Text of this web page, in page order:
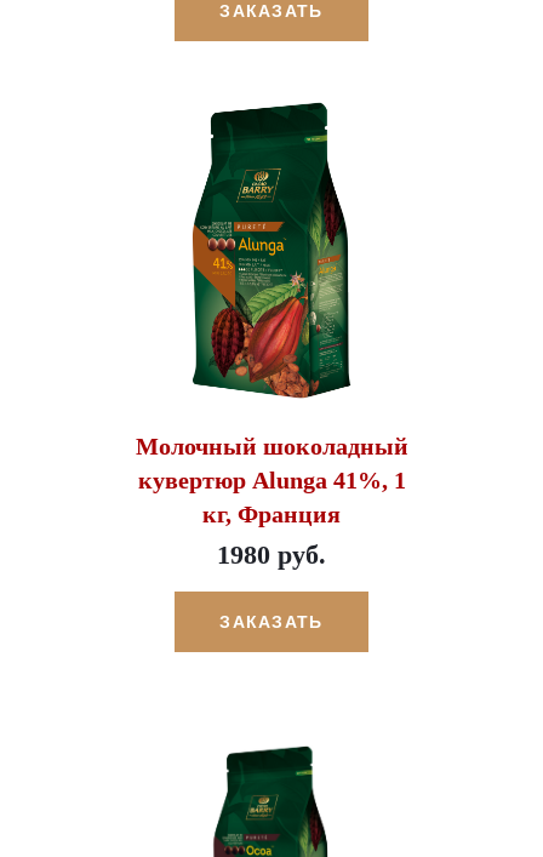
ЗАКАЗАТЬ
Молочный шоколадный
кувертюр Alunga 41%, 1
кг, Франция
1980 руб.
ЗАКАЗАТЬ